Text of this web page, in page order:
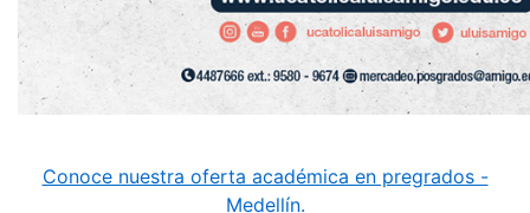
Conoce nuestra oferta académica en pregrados -
Medellín.